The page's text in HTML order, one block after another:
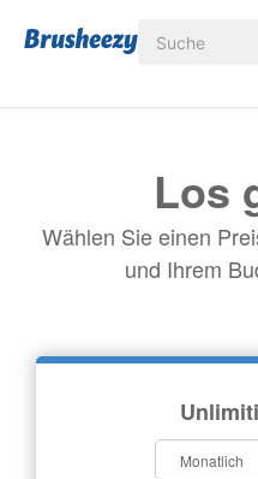
Los
Wählen Sie einen
und Ihrem
Monatlich